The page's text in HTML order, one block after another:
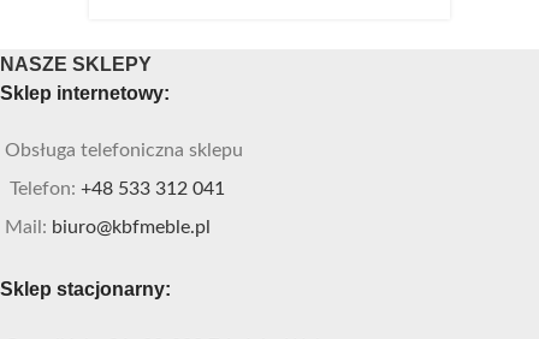
NASZE SKLEPY
Sklep internetowy:
Obsługa telefoniczna sklepu
Telefon: +48 533 312 041
Mail: biuro@kbfmeble.pl
Sklep stacjonarny: